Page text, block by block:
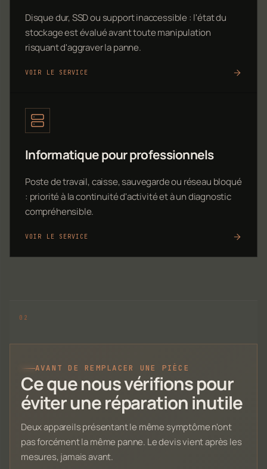
Disque dur, SSD ou support inaccessible : l'état du
stockage est évalué avant toute manipulation
risquant d'aggraver la panne.
VOIR LE SERVICE
Informatique pour professionnels
Poste de travail, caisse, sauvegarde ou réseau bloqué
: priorité à la continuité d'activité et à un diagnostic
compréhensible.
VOIR LE SERVICE
AVANT DE REMPLACER UNE PIÈCE
Ce que nous vérifions pour
éviter une réparation inutile
Deux appareils présentant le même symptôme n'ont
pas forcément la même panne. Le devis vient après les
mesures, jamais avant.